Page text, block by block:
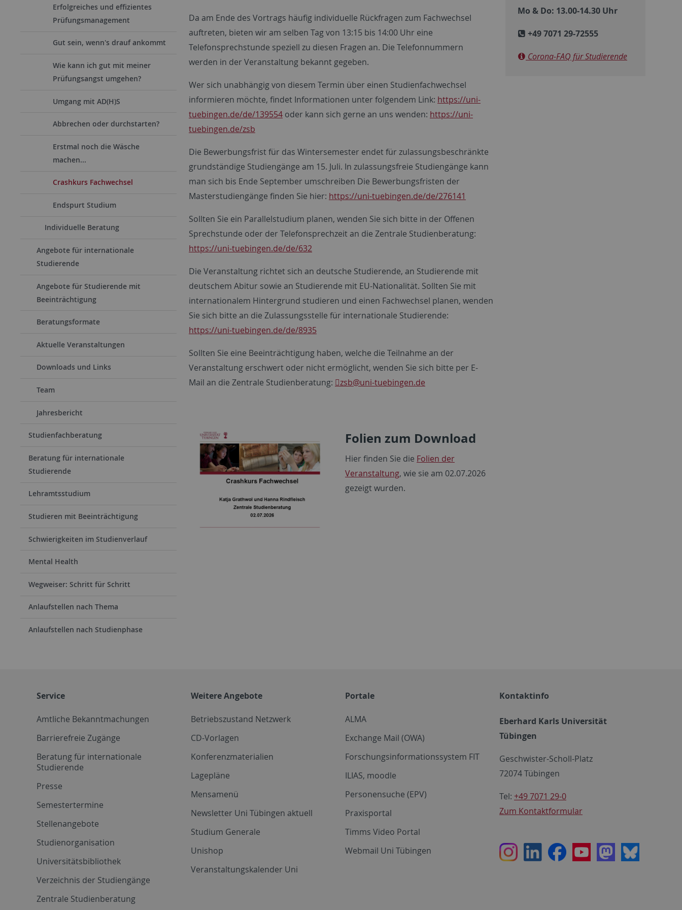
Erfolgreiches und effizientes
Prüfungsmanagement
Gut sein, wenn's drauf ankommt
Wie kann ich gut mit meiner
Prüfungsangst umgehen?
Umgang mit AD(H)S
Abbrechen oder durchstarten?
Erstmal noch die Wäsche
machen...
Crashkurs Fachwechsel
Endspurt Studium
Individuelle Beratung
Angebote für internationale
Studierende
Angebote für Studierende mit
Beeinträchtigung
Beratungsformate
Aktuelle Veranstaltungen
Downloads und Links
Team
Jahresbericht
Studienfachberatung
Beratung für internationale
Studierende
Lehramtsstudium
Studieren mit Beeinträchtigung
Schwierigkeiten im Studienverlauf
Mental Health
Wegweiser: Schritt für Schritt
Anlaufstellen nach Thema
Anlaufstellen nach Studienphase
Da am Ende des Vortrags häufig individuelle Rückfragen zum Fachwechsel
auftreten, bieten wir am selben Tag von 13:15 bis 14:00 Uhr eine
Telefonsprechstunde speziell zu diesen Fragen an. Die Telefonnummern
werden in der Veranstaltung bekannt gegeben.
Wer sich unabhängig von diesem Termin über einen Studienfachwechsel
informieren möchte, findet Informationen unter folgendem Link: https://uni-
tuebingen.de/de/139554 oder kann sich gerne an uns wenden: https://uni-
tuebingen.de/zsb
Die Bewerbungsfrist für das Wintersemester endet für zulassungsbeschränkte
grundständige Studiengänge am 15. Juli. In zulassungsfreie Studiengänge kann
man sich bis Ende September umschreiben Die Bewerbungsfristen der
Masterstudiengänge finden Sie hier: https://uni-tuebingen.de/de/276141
Sollten Sie ein Parallelstudium planen, wenden Sie sich bitte in der Offenen
Sprechstunde oder der Telefonsprechzeit an die Zentrale Studienberatung:
https://uni-tuebingen.de/de/632
Die Veranstaltung richtet sich an deutsche Studierende, an Studierende mit
deutschem Abitur sowie an Studierende mit EU-Nationalität. Sollten Sie mit
internationalem Hintergrund studieren und einen Fachwechsel planen, wenden
Sie sich bitte an die Zulassungsstelle für internationale Studierende:
https://uni-tuebingen.de/de/8935
Sollten Sie eine Beeinträchtigung haben, welche die Teilnahme an der
Veranstaltung erschwert oder nicht ermöglicht, wenden Sie sich bitte per E-
Mail an die Zentrale Studienberatung:
zsb@uni-tuebingen.de
Folien zum Download
Hier finden Sie die Folien der
Veranstaltung, wie sie am 02.07.2026
gezeigt wurden.
Mo & Do: 13.00-14.30 Uhr
+49 7071 29-72555
Corona-FAQ für Studierende
Service
Amtliche Bekanntmachungen
Barrierefreie Zugänge
Beratung für internationale
Studierende
Presse
Semestertermine
Stellenangebote
Studienorganisation
Universitätsbibliothek
Verzeichnis der Studiengänge
Zentrale Studienberatung
Weitere Angebote
Betriebszustand Netzwerk
CD-Vorlagen
Konferenzmaterialien
Lagepläne
Mensamenü
Newsletter Uni Tübingen aktuell
Studium Generale
Unishop
Veranstaltungskalender Uni
Portale
ALMA
Exchange Mail (OWA)
Forschungsinformationssystem FIT
ILIAS, moodle
Personensuche (EPV)
Praxisportal
Timms Video Portal
Webmail Uni Tübingen
Kontaktinfo
Eberhard Karls Universität
Tübingen
Geschwister-Scholl-Platz
72074 Tübingen
Tel: +49 7071 29-0
Zum Kontaktformular
InstagramLinkedInFacebookYoutubeMastodon
Bluesky